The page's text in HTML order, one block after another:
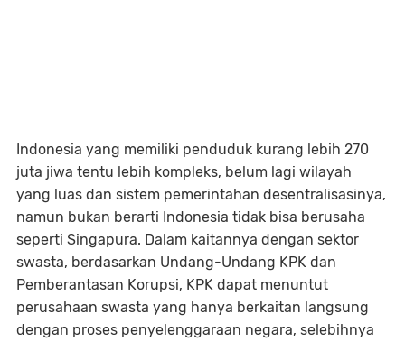
Indonesia yang memiliki penduduk kurang lebih 270
juta jiwa tentu lebih kompleks, belum lagi wilayah
yang luas dan sistem pemerintahan desentralisasinya,
namun bukan berarti Indonesia tidak bisa berusaha
seperti Singapura. Dalam kaitannya dengan sektor
swasta, berdasarkan Undang-Undang KPK dan
Pemberantasan Korupsi, KPK dapat menuntut
perusahaan swasta yang hanya berkaitan langsung
dengan proses penyelenggaraan negara, selebihnya